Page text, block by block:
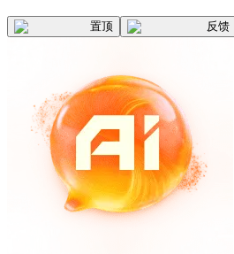
置顶 反馈